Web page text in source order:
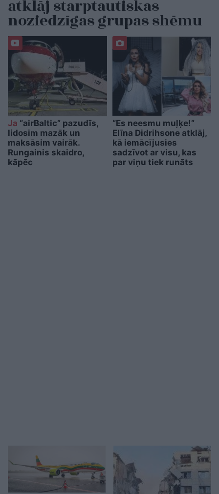
atklāj starptautiskas
noziedzīgas grupas shēmu
Ja “airBaltic” pazudīs,
lidosim mazāk un
maksāsim vairāk.
Rungainis skaidro,
kāpēc
“Es neesmu muļķe!”
Elīna Didrihsone atklāj,
kā iemācījusies
sadzīvot ar visu, kas
par viņu tiek runāts